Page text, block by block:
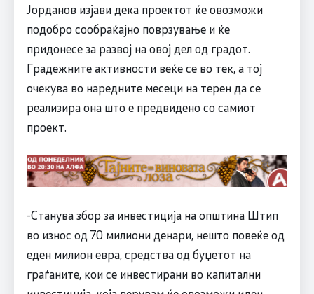
Јорданов изјави дека проектот ќе овозможи
подобро сообраќајно поврзување и ќе
придонесе за развој на овој дел од градот.
Градежните активности веќе се во тек, а тој
очекува во наредните месеци на терен да се
реализира она што е предвидено со самиот
проект.
-Станува збор за инвестиција на општина Штип
во износ од 70 милиони денари, нешто повеќе од
еден милион евра, средства од буџетот на
граѓаните, кои се инвестирани во капитални